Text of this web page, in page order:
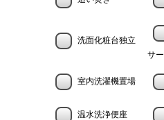
洗面化粧台独立
サー
室内洗濯機置場
温水洗浄便座